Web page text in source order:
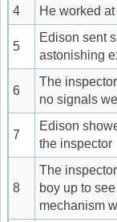
4
He worked
5
Edison sent
astonishing
6
The
no signals
7
Edison
the inspector
8
The
boy up to
mechanism